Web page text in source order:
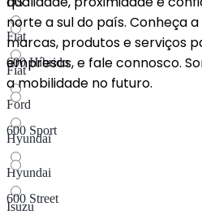
Fiat
Fiat
Ford
Hyundai
Hyundai
Isuzu
600 Híbrido​
600 Sport
600 Street
norte a sul do país. Conheça
marcas, produtos e serviços
empresas, e fale connosco.
a mobilidade no futuro.